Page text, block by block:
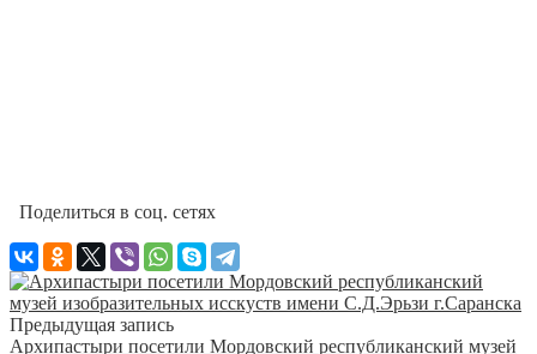
Поделиться в соц. сетях
Предыдущая запись
Архипастыри посетили Мордовский республиканский музей